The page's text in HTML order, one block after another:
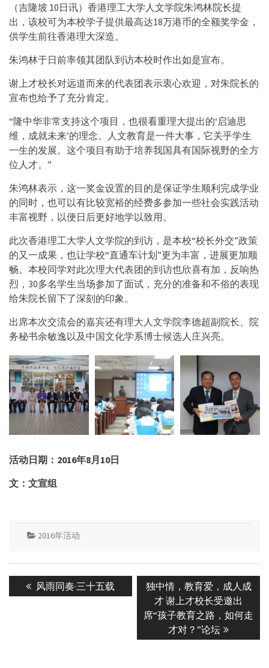
（吉隆坡 10日讯）香港理工大学人文学院朱鸿林院长提
出，该校可为本校学子提供最高达18万港币的全额奖学金，
供学生前往香港理大深造。
朱鸿林于日前率领其团队到访本校时作出如是宣布。
谢上才校长对远道而来的代表团表示衷心欢迎，对朱院长的
宣布也给予了充分肯定。
“隆中华非常支持这个项目，也很看重理大提出的‘启迪思
维，成就未来’的理念。人文教育是一件大事，它关乎学生
一生的发展。这个项目有助于培养我国具有国际视野的全方
位人才。”
朱鸿林表示，这一奖金设置的目的是保证学生顺利完成学业
的同时，也可以有比较宽裕的经费多参加一些社会实践活动
丰富视野，以便日后更好地学以致用。
此次香港理工大学人文学院的到访，是本校“校长外交”政策
的又一成果，也让学校“直通车计划”更为丰富，进展更加顺
畅。本校同学对此次理大代表团的到访也欣喜有加，反响热
烈，30多名学生当场参加了面试，充分的准备和不俗的表现
给朱院长留下了深刻的印象。
出席本次交流会的嘉宾还有理大人文学院李德超副院长、院
务秘书余敏逸以及中国文化学系博士候选人庄兴亮。
活动日期： 2016年8月10日
文：文宣组
2016年活动
Post
navigation
Previous
post:
风雨同奏·三十五载
Next
post:
独中情，教育爱，成人成
才 谢上才校长受邀出
席“孩子教育之路，如何走
才对？”论坛